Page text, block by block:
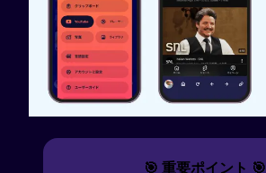
🎯 重要ポイント 🎯